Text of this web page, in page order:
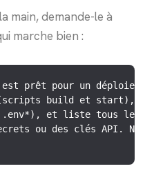
main, demande-le à
marche bien :
prêt pour un
(scripts build et start),
.env*), et liste tous les
ou des clés API. Ne